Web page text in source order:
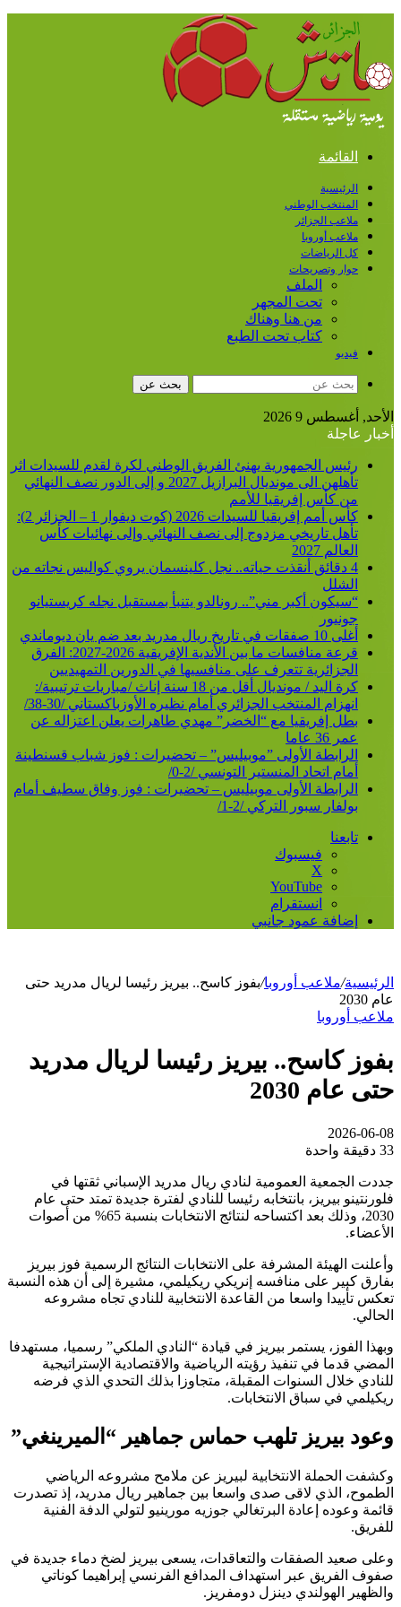
القائمة
الرئيسية
المنتخب الوطني
ملاعب الجزائر
ملاعب أوروبا
كل الرياضات
حوار وتصريحات
الملف
تحت المجهر
من هنا وهناك
كتاب تحت الطبع
فيديو
بحث عن
الأحد, أغسطس 9 2026
أخبار عاجلة
رئيس الجمهورية يهنئ الفريق الوطني لكرة لقدم للسيدات اثر
تأهلهن الى مونديال البرازيل 2027 و إلى الدور نصف النهائي
من كأس إفريقيا للأمم
كأس أمم إفريقيا للسيدات 2026 (كوت ديفوار 1 – الجزائر 2):
تأهل تاريخي مزدوج إلى نصف النهائي وإلى نهائيات كأس
العالم 2027
4 دقائق أنقذت حياته.. نجل كلينسمان يروي كواليس نجاته من
الشلل
“سيكون أكبر مني”.. رونالدو يتنبأ بمستقبل نجله كريستيانو
جونيور
أغلى 10 صفقات في تاريخ ريال مدريد بعد ضم يان ديوماندي
قرعة منافسات ما بين الأندية الإفريقية 2026-2027: الفرق
الجزائرية تتعرف على منافسيها في الدورين التمهيديين
كرة اليد / مونديال أقل من 18 سنة إناث /مباريات ترتيبية/:
انهزام المنتخب الجزائري أمام نظيره الأوزباكستاني /30-38/
بطل إفريقيا مع “الخضر” مهدي طاهرات يعلن اعتزاله عن
عمر 36 عاما
الرابطة الأولى ”موبيليس” – تحضيرات : فوز شباب قسنطينة
أمام اتحاد المنستير التونسي /2-0/
الرابطة الأولى موبيليس – تحضيرات : فوز وفاق سطيف أمام
بولفار سبور التركي /2-1/
تابعنا
فيسبوك
‫X
‫YouTube
انستقرام
إضافة عمود جانبي
الرئيسية/ملاعب أوروبا/بفوز كاسح.. بيريز رئيسا لريال مدريد حتى
عام 2030
ملاعب أوروبا
بفوز كاسح.. بيريز رئيسا لريال مدريد
حتى عام 2030
2026-06-08
33 دقيقة واحدة
جددت الجمعية العمومية لنادي ريال مدريد الإسباني ثقتها في
فلورنتينو بيريز، بانتخابه رئيسا للنادي لفترة جديدة تمتد حتى عام
2030، وذلك بعد اكتساحه لنتائج الانتخابات بنسبة 65% من أصوات
الأعضاء.
وأعلنت الهيئة المشرفة على الانتخابات النتائج الرسمية فوز بيريز
بفارق كبير على منافسه إنريكي ريكيلمي، مشيرة إلى أن هذه النسبة
تعكس تأييدا واسعا من القاعدة الانتخابية للنادي تجاه مشروعه
الحالي.
وبهذا الفوز، يستمر بيريز في قيادة “النادي الملكي” رسميا، مستهدفا
المضي قدما في تنفيذ رؤيته الرياضية والاقتصادية الإستراتيجية
للنادي خلال السنوات المقبلة، متجاوزا بذلك التحدي الذي فرضه
ريكيلمي في سباق الانتخابات.
وعود بيريز تلهب حماس جماهير “الميرينغي”
وكشفت الحملة الانتخابية لبيريز عن ملامح مشروعه الرياضي
الطموح، الذي لاقى صدى واسعا بين جماهير ريال مدريد، إذ تصدرت
قائمة وعوده إعادة البرتغالي جوزيه مورينيو لتولي الدفة الفنية
للفريق.
وعلى صعيد الصفقات والتعاقدات، يسعى بيريز لضخ دماء جديدة في
صفوف الفريق عبر استهداف المدافع الفرنسي إبراهيما كوناتي
والظهير الهولندي دينزل دومفريز.